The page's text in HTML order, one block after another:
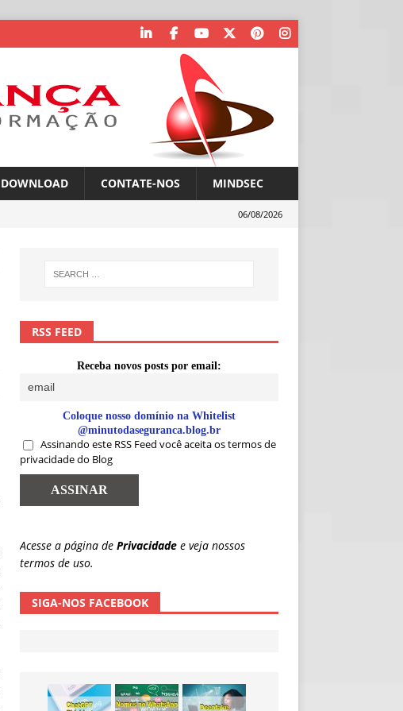
DOWNLOAD CONTATE-NOS MINDSEC
06/08/2026
RSS FEED
Receba novos posts por email:
Coloque nosso domínio na Whitelist
@minutodaseguranca.blog.br
Assinando este RSS Feed você aceita os termos de
privacidade do Blog
Acesse a página de Privacidade e veja nossos
termos de uso.
SIGA-NOS FACEBOOK